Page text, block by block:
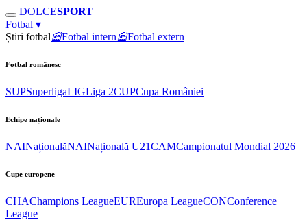
DOLCESPORT
Fotbal ▾
Știri fotbal📰Fotbal intern📰Fotbal extern
Fotbal românesc
SUPSuperligaLIGLiga 2CUPCupa României
Echipe naționale
NAINaționalăNAINațională U21CAMCampionatul Mondial 2026
Cupe europene
CHAChampions LeagueEUREuropa LeagueCONConference
League